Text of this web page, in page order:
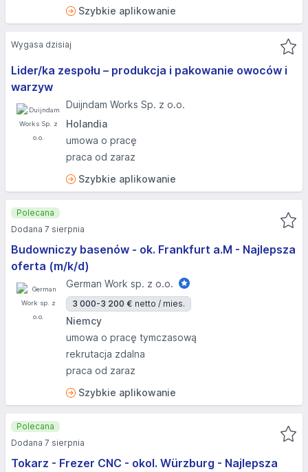
Szybkie aplikowanie
Lider/ka zespołu – produkcja i pakowanie owoców i
warzyw
Duijndam Works Sp. z o.o.
Holandia
umowa o pracę
praca od zaraz
Szybkie aplikowanie
Wygasa dzisiaj
Budowniczy basenów - ok. Frankfurt a.M - Najlepsza
oferta (m/k/d)
German Work sp. z o.o.
3 000-3 200 € netto / mies.
Niemcy
umowa o pracę tymczasową
rekrutacja zdalna
praca od zaraz
Szybkie aplikowanie
Polecana
Dodana 7 sierpnia
Tokarz - Frezer CNC - okol. Würzburg - Najlepsza
Polecana
Dodana 7 sierpnia